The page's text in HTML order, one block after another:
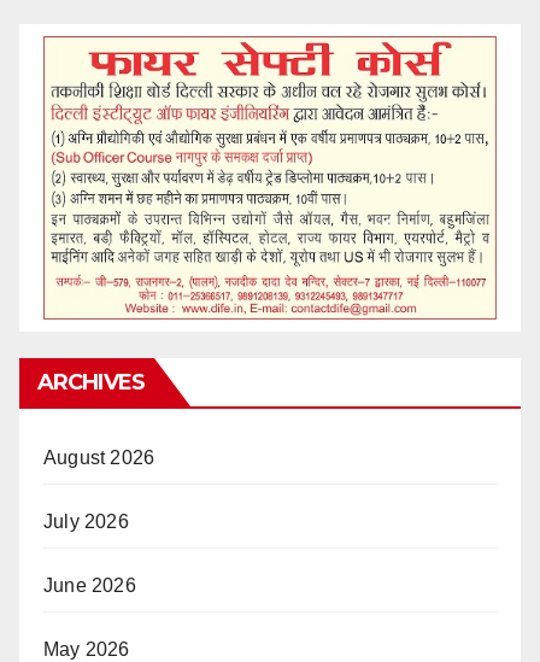
ARCHIVES
August 2026
July 2026
June 2026
May 2026